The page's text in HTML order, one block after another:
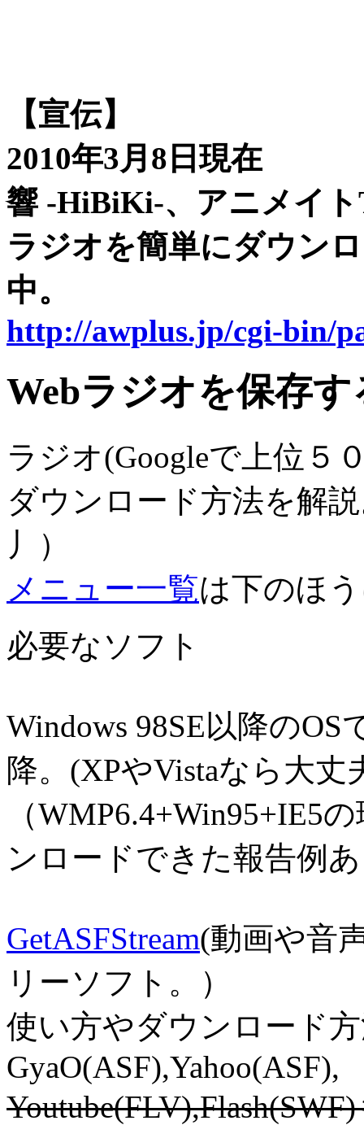
【宣伝】
2010年3月8日現在
響 -HiBiKi-、アニメイ
ラジオを簡単にダウン
中。
http://awplus.jp/cgi-bin/
Webラジオを保存
ラジオ(Googleで上位５
ダウンロード方法を解
丿）
メニュー一覧は下のほ
必要なソフト
Windows 98SE以降のOS
降。(XPやVistaなら大丈
（WMP6.4+Win95+IE5
ンロードできた報告例
GetASFStream(動画や音
リーソフト。）
使い方やダウンロード
GyaO(ASF),Yahoo(ASF),